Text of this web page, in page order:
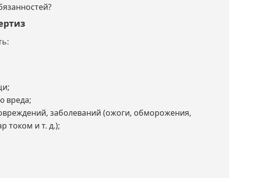
вреда;
заболеваний (ожоги, обморожения,
током и т. д.);